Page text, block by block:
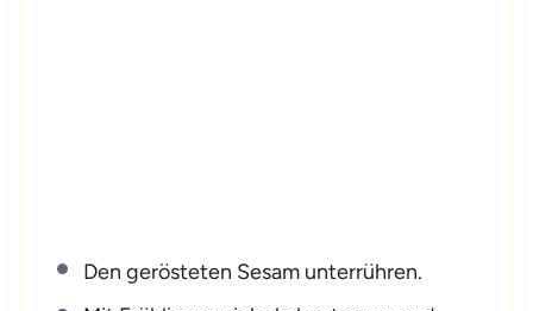
Den gerösteten Sesam unterrühren.